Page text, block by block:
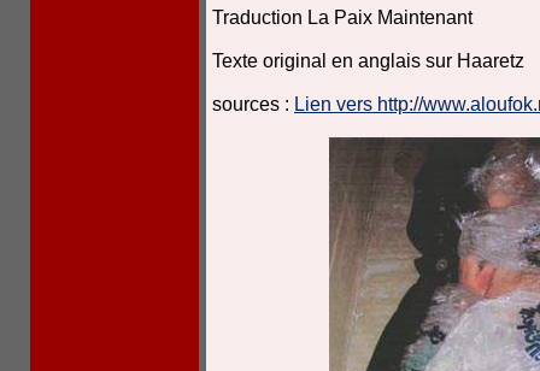
Traduction La Paix Maintenant
Texte original en anglais sur Haaretz
sources : Lien vers http://